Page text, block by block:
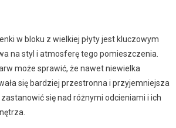
w bloku z wielkiej płyty jest kluczowym
na styl i atmosferę tego pomieszczenia.
może sprawić, że nawet niewielka
się bardziej przestronna i przyjemniejsza
się nad różnymi odcieniami i ich